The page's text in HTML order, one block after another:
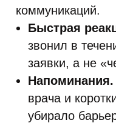
коммуникаций.
Быстрая
звонил в
заявки, а не
Напоминания.
врача и
убирало